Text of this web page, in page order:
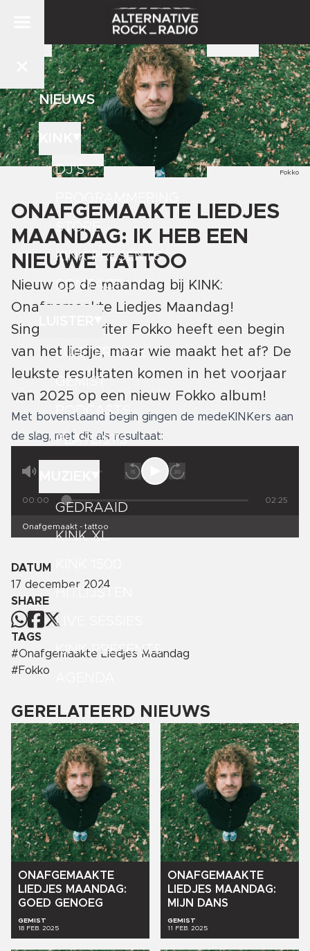
NIEUWS
DJ'S
STORE
KINK PRESENTS
CONTACT
LUISTER LIVE
GEMIST
PODCASTS
PLAYLISTS
GEDRAAID
KINK XL
HITLIJSTEN
LIVE SESSIES
KINK PRESENTS
Fokko
ONAFGEMAAKTE LIEDJES
MAANDAG: IK HEB EEN
NIEUWE TATTOO
Nieuw op de maandag bij KINK:
Onafgemaakte Liedjes Maandag!
Singersongwriter Fokko heeft een begin
van het liedje, maar wie maakt het af? De
leukste resultaten komen in het voorjaar
van 2025 op een nieuw Fokko album!
Met bovenstaand begin gingen de medeKINKers aan
de slag, met dit als resultaat:
00:00 02:25
Onafgemaakt - tattoo
DATUM
17 december 2024
SHARE
TAGS
#Onafgemaakte Liedjes Maandag
#Fokko
GERELATEERD NIEUWS
ONAFGEMAAKTE
LIEDJES MAANDAG:
GOED GENOEG
GEMIST
18 FEB. 2025
ONAFGEMAAKTE
LIEDJES MAANDAG:
MIJN
DANS
GEMIST
11 FEB. 2025